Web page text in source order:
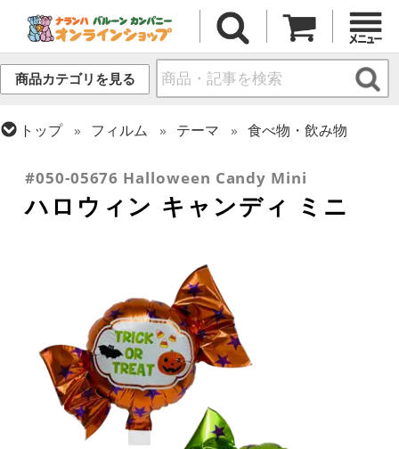
商品カテゴリを見る
トップ フィルム テーマ
食べ物・飲み物
ハロウィン・オータム(秋)
#050-05676 Halloween Candy Mini
ハロウィン キャンディ ミニ